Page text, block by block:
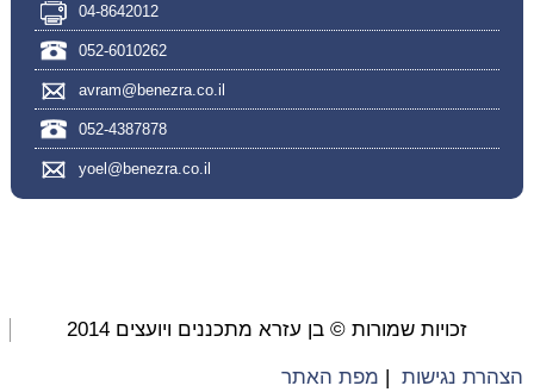
04-8642012
052-6010262
avram@benezra.co.il
052-4387878
yoel@benezra.co.il
זכויות שמורות © בן עזרא מתכננים ויועצים 2014
הצהרת נגישות| מפת האתר